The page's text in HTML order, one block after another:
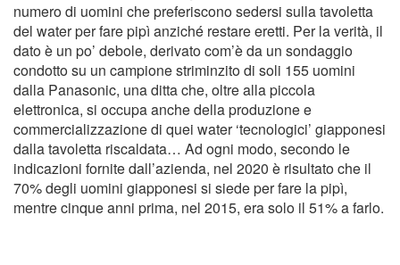
numero di uomini che preferiscono sedersi sulla tavoletta
del water per fare pipì anziché restare eretti. Per la verità, il
dato è un po’ debole, derivato com’è da un sondaggio
condotto su un campione striminzito di soli 155 uomini
dalla Panasonic, una ditta che, oltre alla piccola
elettronica, si occupa anche della produzione e
commercializzazione di quei water ‘tecnologici’ giapponesi
dalla tavoletta riscaldata… Ad ogni modo, secondo le
indicazioni fornite dall’azienda, nel 2020 è risultato che il
70% degli uomini giapponesi si siede per fare la pipì,
mentre cinque anni prima, nel 2015, era solo il 51% a farlo.